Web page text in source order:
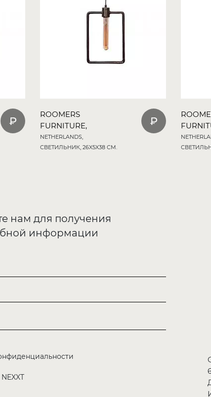
ROOMERS
FURNITURE,
NETHERLANDS,
СВЕТИЛЬНИК, 26X5X38 СМ.
нам для получения
информации